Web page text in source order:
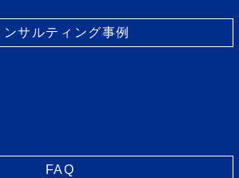
ンサルティング事例
FAQ